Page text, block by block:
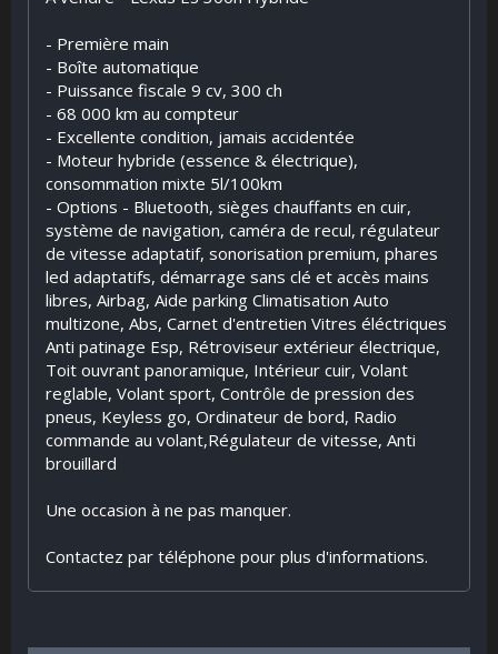
- Première main
- Boîte automatique
- Puissance fiscale 9 cv, 300 ch
- 68 000 km au compteur
- Excellente condition, jamais accidentée
- Moteur hybride (essence & électrique),
consommation mixte 5l/100km
- Options - Bluetooth, sièges chauffants en cuir,
système de navigation, caméra de recul, régulateur
de vitesse adaptatif, sonorisation premium, phares
led adaptatifs, démarrage sans clé et accès mains
libres, Airbag, Aide parking Climatisation Auto
multizone, Abs, Carnet d'entretien Vitres éléctriques
Anti patinage Esp, Rétroviseur extérieur électrique,
Toit ouvrant panoramique, Intérieur cuir, Volant
reglable, Volant sport, Contrôle de pression des
pneus, Keyless go, Ordinateur de bord, Radio
commande au volant,Régulateur de vitesse, Anti
brouillard
Une occasion à ne pas manquer.
Contactez par téléphone pour plus d'informations.